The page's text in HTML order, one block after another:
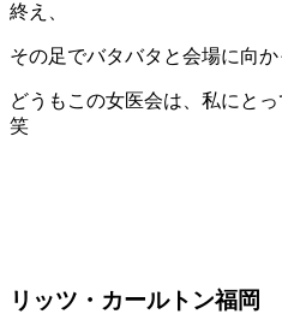
終え、
その足でバタバタと会場に向か
どうもこの女医会は、私にと
笑
リッツ・カールトン福岡